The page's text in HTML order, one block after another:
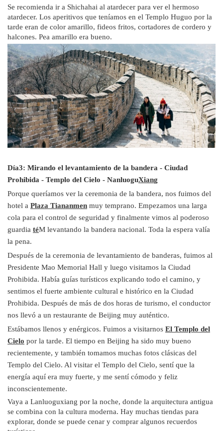
Se recomienda ir a Shichahai al atardecer para ver el hermoso
atardecer. Los aperitivos que teníamos en el Templo Huguo por la
tarde eran de color amarillo, fideos fritos, cortadores de cordero y
halcones. Pea amarillo era bueno.
Día3: Mirando el levantamiento de la bandera - Ciudad
Prohibida - Templo del Cielo - NanluoguXiang
Porque queríamos ver la ceremonia de la bandera, nos fuimos del
hotel a Plaza Tiananmen muy temprano. Empezamos una larga
cola para el control de seguridad y finalmente vimos al poderoso
guardia téM levantando la bandera nacional. Toda la espera valía
la pena.
Después de la ceremonia de levantamiento de banderas, fuimos al
Presidente Mao Memorial Hall y luego visitamos la Ciudad
Prohibida. Había guías turísticos explicando todo el camino, y
sentimos el fuerte ambiente cultural e histórico en la Ciudad
Prohibida. Después de más de dos horas de turismo, el conductor
nos llevó a un restaurante de Beijing muy auténtico.
Estábamos llenos y enérgicos. Fuimos a visitarnos El Templo del
Cielo por la tarde. El tiempo en Beijing ha sido muy bueno
recientemente, y también tomamos muchas fotos clásicas del
Templo del Cielo. Al visitar el Templo del Cielo, sentí que la
energía aquí era muy fuerte, y me sentí cómodo y feliz
inconscientemente.
Vaya a Lanluoguxiang por la noche, donde la arquitectura antigua
se combina con la cultura moderna. Hay muchas tiendas para
explorar, donde se puede cenar y comprar algunos recuerdos